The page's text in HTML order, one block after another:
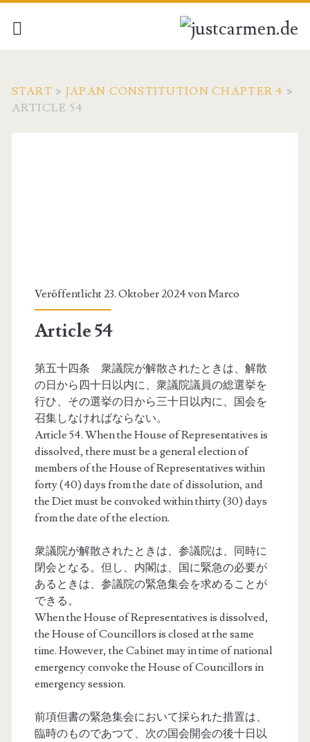
START > JAPAN CONSTITUTION CHAPTER 4 >
ARTICLE 54
Veröffentlicht 23. Oktober 2024 vonMarco
Article 54
第五十四条 衆議院が解散されたときは、解散
の日から四十日以内に、衆議院議員の総選挙を
行ひ、その選挙の日から三十日以内に、国会を
召集しなければならない。
Article 54. When the House of Representatives is
dissolved, there must be a general election of
members of the House of Representatives within
forty (40) days from the date of dissolution, and
the Diet must be convoked within thirty (30) days
from the date of the election.
衆議院が解散されたときは、参議院は、同時に
閉会となる。但し、内閣は、国に緊急の必要が
あるときは、参議院の緊急集会を求めることが
できる。
When the House of Representatives is dissolved,
the House of Councillors is closed at the same
time. However, the Cabinet may in time of national
emergency convoke the House of Councillors in
emergency session.
前項但書の緊急集会において採られた措置は、
臨時のものであつて、次の国会開会の後十日以